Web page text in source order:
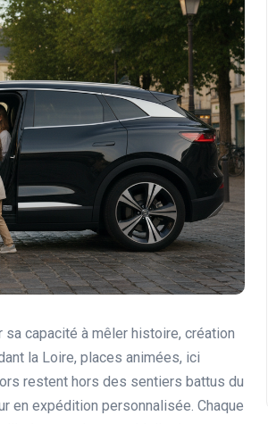
capacité à mêler histoire, création
la Loire, places animées, ici
restent hors des sentiers battus du
en expédition personnalisée. Chaque